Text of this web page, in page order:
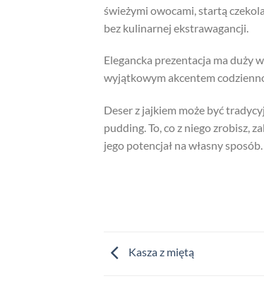
świeżymi owocami, startą
bez kulinarnej ekstrawagancji.
Elegancka prezentacja ma duży
wyjątkowym akcentem
Deser z jajkiem może być
pudding. To, co z niego zrobisz,
jego potencjał na własny sposób.
Kasza z miętą